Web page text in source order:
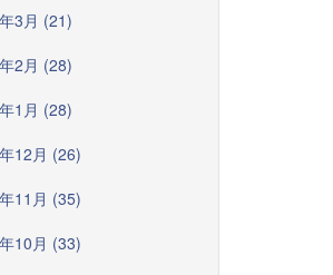
3月 (21)
2月 (28)
1月 (28)
12月 (26)
11月 (35)
10月 (33)